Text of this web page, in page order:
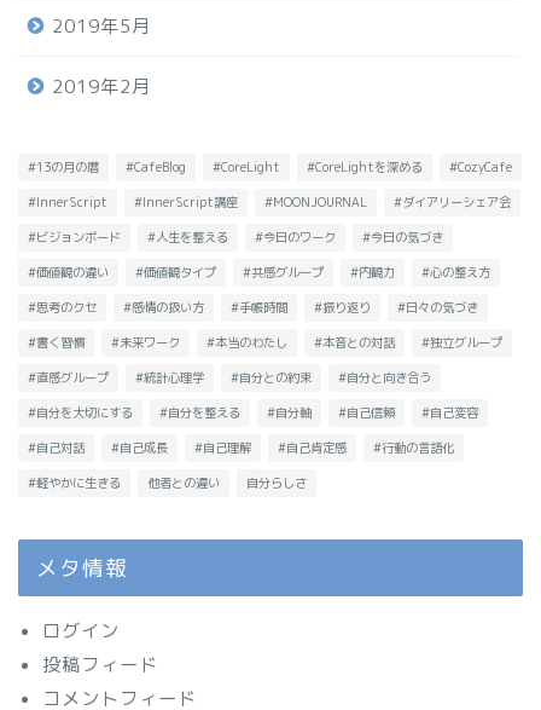
2019年5月
2019年2月
#13の月の暦 #CafeBlog #CoreLight #CoreLightを深める #CozyCafe
#InnerScript #InnerScript講座 #MOONJOURNAL #ダイアリーシェア会
#ビジョンボード #人生を整える #今日のワーク #今日の気づき
#価値観の違い #価値観タイプ #共感グループ #内観力 #心の整え方
#思考のクセ #感情の扱い方 #手帳時間 #振り返り #日々の気づき
#書く習慣 #未来ワーク #本当のわたし #本音との対話 #独立グループ
#直感グループ #統計心理学 #自分との約束 #自分と向き合う
#自分を大切にする #自分を整える #自分軸 #自己信頼 #自己変容
#自己対話 #自己成長 #自己理解 #自己肯定感 #行動の言語化
#軽やかに生きる 他者との違い 自分らしさ
メタ情報
ログイン
投稿フィード
コメントフィード